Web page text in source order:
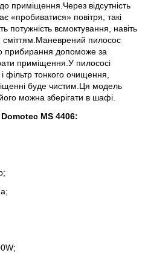
приміщення.Через відсутність
«пробиватися» повітря, такі
всмоктування, навіть
пилосос
прибирання допоможе за
приміщення.У пилососі
фільтр тонкого очищення,
буде чистим.Ця модель
можна зберігати в шафі.
MS 4406: